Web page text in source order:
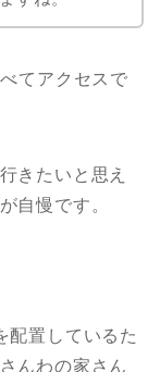
てアクセスで
きたいと思え
自慢です。
配置しているた
んわの家さん